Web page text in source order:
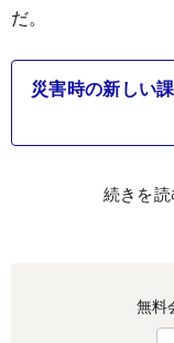
だ。
災害時の新しい
続きを読
無料